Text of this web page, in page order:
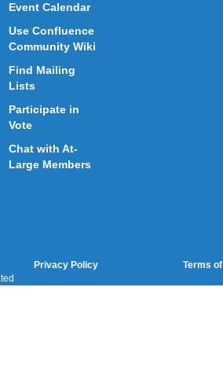
Event Calendar
Use Confluence
Community Wiki
Find Mailing
Lists
Participate in
Vote
Chat with At-
Large Members
Privacy Policy Terms